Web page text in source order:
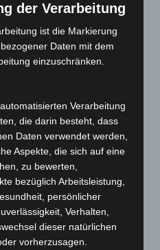
in Neuwarmbüchen schnell
starten beim
über A7 – Polizei sucht
Unfall auf Baustelle
der Verarbeitung
ist die Markierung
Daten mit dem
einzuschränken.
Verarbeitung
die darin besteht, dass
Daten verwendet werden,
Aspekte, die sich auf eine
zu bewerten,
bezüglich Arbeitsleistung,
persönlicher
Verhalten,
dieser natürlichen
vorherzusagen.